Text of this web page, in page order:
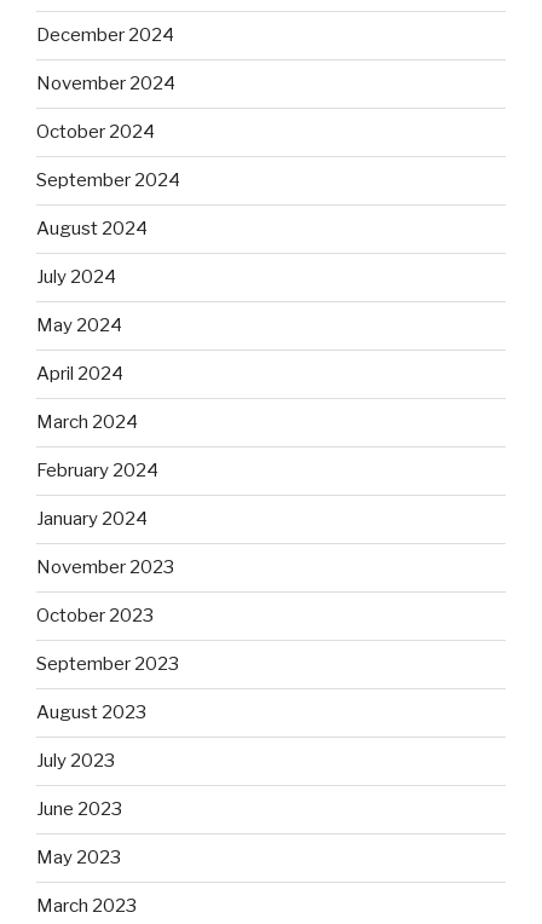
December 2024
November 2024
October 2024
September 2024
August 2024
July 2024
May 2024
April 2024
March 2024
February 2024
January 2024
November 2023
October 2023
September 2023
August 2023
July 2023
June 2023
May 2023
March 2023